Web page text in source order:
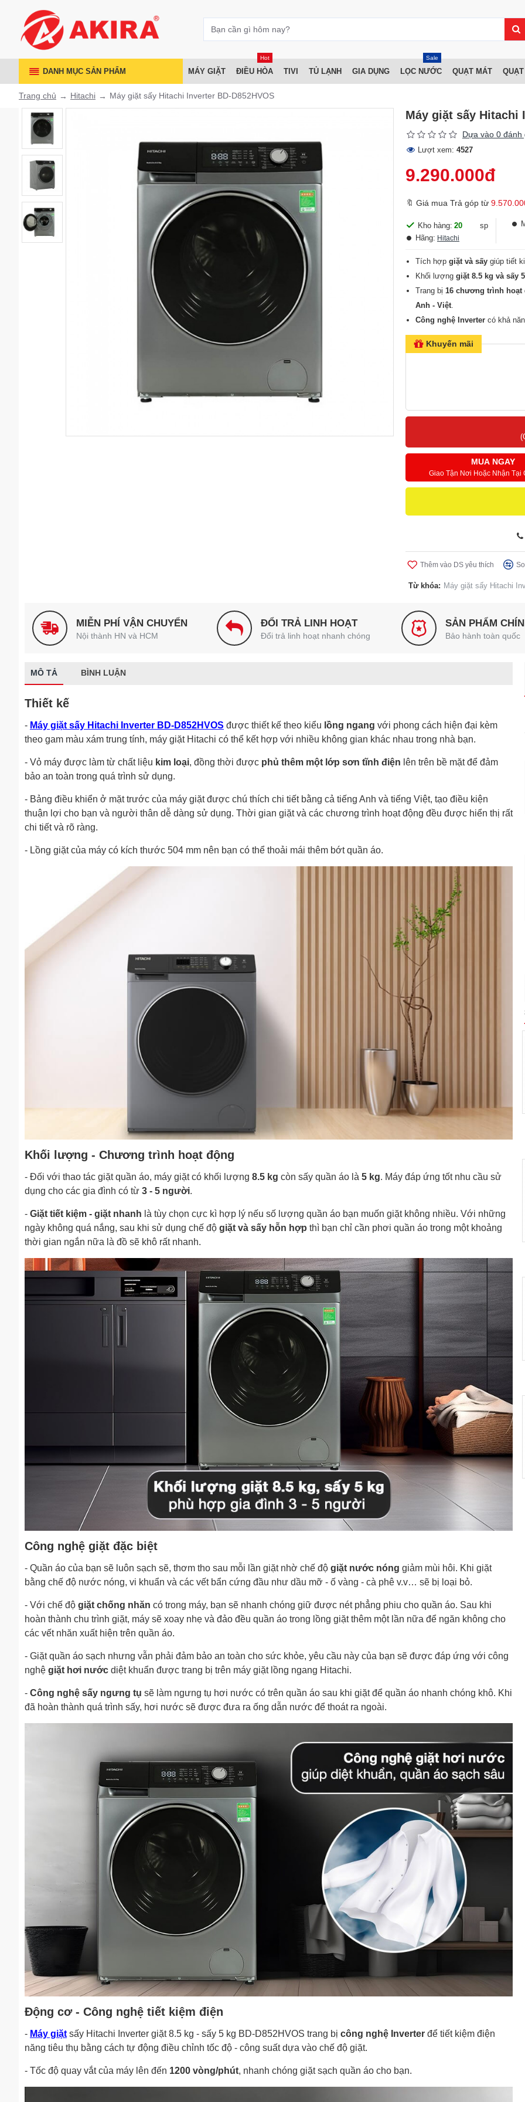
DANH MỤC SẢN PHẨM MÁY GIẶT ĐIỀU HÒA
Hot
TIVI TỦ LẠNH GIA DỤNG LỌC NƯỚC
Sale
QUẠT MÁT
Trang chủ Hitachi Máy giặt sấy Hitachi Inverter BD-D852HVOS
Máy giặt sấy Hitachi
Dựa vào 0 đánh
Lượt xem: 4527
9.290.000đ
🔖 Giá mua Trả góp từ
Kho hàng: 20
sp
Hãng: Hitachi
Tích hợp giặt và sấy giúp tiết
Khối lượng giặt 8.5 kg và sấy
Trang bị 16 chương trình hoạt
Anh - Việt.
Công nghệ Inverter có khả
Giảm mùi hôi trong máy, giữ
nóng.
Khuyến mãi
MUA NGAY
Giao Tận Nơi Hoặc Nhận Tại
Thêm vào DS yêu thích
Từ khóa: Máy giặt sấy Hitachi
MIỄN PHÍ VẬN CHUYỂN
Nội thành HN và HCM
ĐỔI TRẢ LINH HOẠT
Đổi trả linh hoạt nhanh chóng
SẢN PHẨM
Bảo hành toàn quốc
MÔ TẢ BÌNH LUẬN
Thiết kế
- Máy giặt sấy Hitachi Inverter BD-D852HVOS được thiết kế theo kiểu lồng ngang với phong cách hiện đại kèm
theo gam màu xám trung tính, máy giặt Hitachi có thể kết hợp với nhiều không gian khác nhau trong nhà bạn.
- Vỏ máy được làm từ chất liệu kim loại, đồng thời được phủ thêm một lớp sơn tĩnh điện lên trên bề mặt để đảm
bảo an toàn trong quá trình sử dụng.
- Bảng điều khiển ở mặt trước của máy giặt được chú thích chi tiết bằng cả tiếng Anh và tiếng Việt, tạo điều kiện
thuận lợi cho bạn và người thân dễ dàng sử dụng. Thời gian giặt và các chương trình hoạt động đều được hiển thị rất
chi tiết và rõ ràng.
- Lồng giặt của máy có kích thước 504 mm nên bạn có thể thoải mái thêm bớt quần áo.
Khối lượng - Chương trình hoạt động
- Đối với thao tác giặt quần áo, máy giặt có khối lượng 8.5 kg còn sấy quần áo là 5 kg. Máy đáp ứng tốt nhu cầu sử
dụng cho các gia đình có từ 3 - 5 người.
- Giặt tiết kiệm - giặt nhanh là tùy chọn cực kì hợp lý nếu số lượng quần áo bạn muốn giặt không nhiều. Với những
ngày không quá nắng, sau khi sử dụng chế độ giặt và sấy hỗn hợp thì bạn chỉ cần phơi quần áo trong một khoảng
thời gian ngắn nữa là đồ sẽ khô rất nhanh.
Công nghệ giặt đặc biệt
- Quần áo của bạn sẽ luôn sạch sẽ, thơm tho sau mỗi lần giặt nhờ chế độ giặt nước nóng giảm mùi hôi. Khi giặt
bằng chế độ nước nóng, vi khuẩn và các vết bẩn cứng đầu như dầu mỡ - ố vàng - cà phê v.v… sẽ bị loại bỏ.
- Với chế độ giặt chống nhăn có trong máy, bạn sẽ nhanh chóng giữ được nét phẳng phiu cho quần áo. Sau khi
hoàn thành chu trình giặt, máy sẽ xoay nhẹ và đảo đều quần áo trong lồng giặt thêm một lần nữa để ngăn không cho
các vết nhăn xuất hiện trên quần áo.
- Giặt quần áo sạch nhưng vẫn phải đảm bảo an toàn cho sức khỏe, yêu cầu này của bạn sẽ được đáp ứng với công
nghệ giặt hơi nước diệt khuẩn được trang bị trên máy giặt lồng ngang Hitachi.
- Công nghệ sấy ngưng tụ sẽ làm ngưng tụ hơi nước có trên quần áo sau khi giặt để quần áo nhanh chóng khô. Khi
đã hoàn thành quá trình sấy, hơi nước sẽ được đưa ra ống dẫn nước để thoát ra ngoài.
Động cơ - Công nghệ tiết kiệm điện
- Máy giặt sấy Hitachi Inverter giặt 8.5 kg - sấy 5 kg BD-D852HVOS trang bị công nghệ Inverter để tiết kiệm điện
năng tiêu thụ bằng cách tự động điều chỉnh tốc độ - công suất dựa vào chế độ giặt.
- Tốc độ quay vắt của máy lên đến 1200 vòng/phút, nhanh chóng giặt sạch quần áo cho bạn.